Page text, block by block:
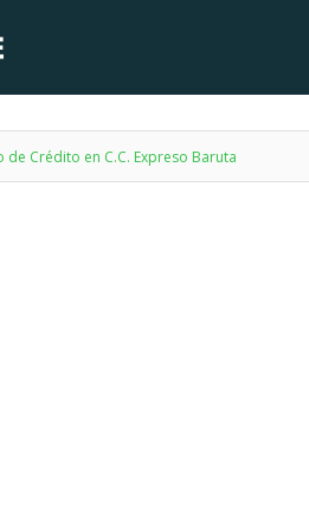
de Crédito en C.C. Expreso Baruta